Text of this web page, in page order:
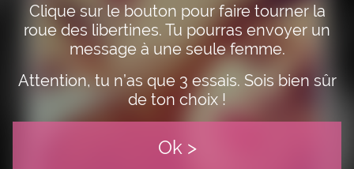
Clique sur le bouton pour faire tourner la
roue des libertines. Tu pourras envoyer un
message à une seule femme.
Attention, tu n’as que 3 essais. Sois bien sûr
de ton choix !
Ok >